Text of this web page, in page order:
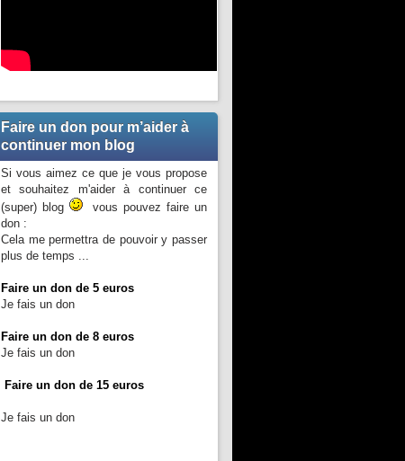
Faire un don pour m’aider à
continuer mon blog
Si vous aimez ce que je vous propose
et souhaitez m'aider à continuer ce
(super) blog
vous pouvez faire un
don :
Cela me permettra de pouvoir y passer
plus de temps ...
Faire un don de 5 euros
Je fais un don
Faire un don de 8 euros
Je fais un don
Faire un don de 15 euros
Je fais un don